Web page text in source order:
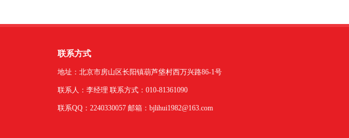
联系方式
地址：北京市房山区长阳镇葫芦垡村西万兴路86-1号
联系人：李经理 联系方式：010-81361090
联系QQ：2240330057 邮箱：bjlihui1982@163.com